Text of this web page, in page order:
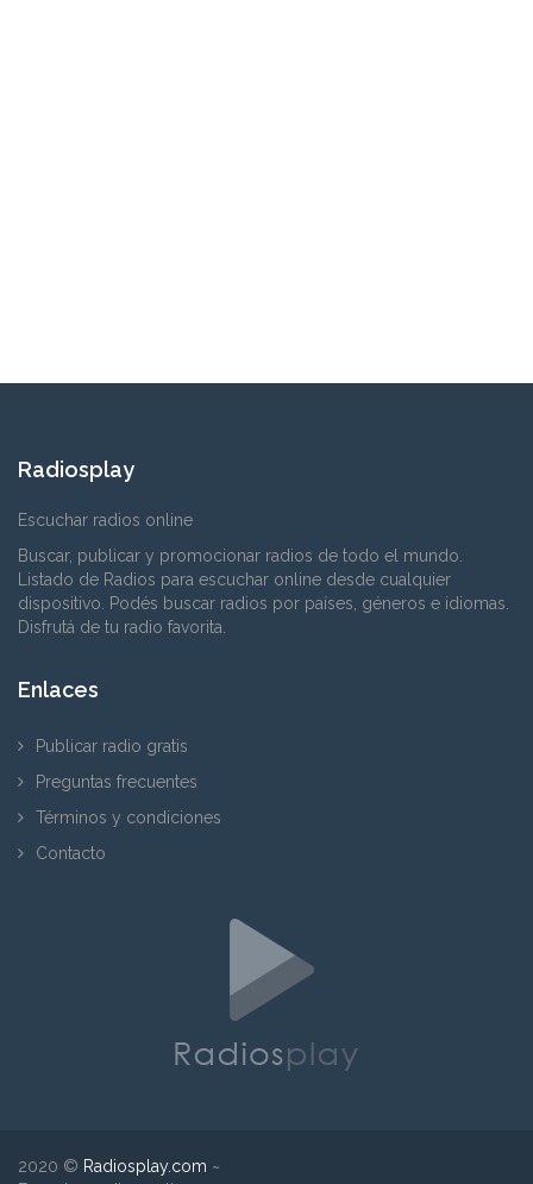
Radiosplay
Escuchar radios online
Buscar, publicar y promocionar radios de todo el mundo.
Listado de Radios para escuchar online desde cualquier
dispositivo. Podés buscar radios por países, géneros e idiomas.
Disfrutá de tu radio favorita.
Enlaces
Publicar radio gratis
Preguntas frecuentes
Términos y condiciones
Contacto
2020 © Radiosplay.com ~